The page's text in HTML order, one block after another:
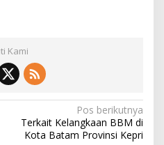
Kami
Pos berikutnya
Terkait Kelangkaan BBM di
Kota Batam Provinsi Kepri